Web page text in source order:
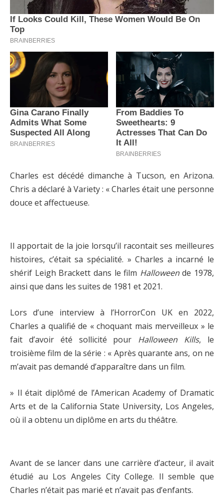
Charles est décédé dimanche à Tucson, en Arizona.
Chris a déclaré à Variety : « Charles était une personne
douce et affectueuse.
Il apportait de la joie lorsqu’il racontait ses meilleures
histoires, c’était sa spécialité. » Charles a incarné le
shérif Leigh Brackett dans le film Halloweende 1978,
ainsi que dans les suites de 1981 et 2021.
Lors d’une interview à l’HorrorCon UK en 2022,
Charles a qualifié de « choquant mais merveilleux » le
fait d’avoir été sollicité pour Halloween Kills, le
troisième film de la série : « Après quarante ans, on ne
m’avait pas demandé d’apparaître dans un film.
» Il était diplômé de l’American Academy of Dramatic
Arts et de la California State University, Los Angeles,
où il a obtenu un diplôme en arts du théâtre.
Avant de se lancer dans une carrière d’acteur, il avait
étudié au Los Angeles City College. Il semble que
Charles n’était pas marié et n’avait pas d’enfants.